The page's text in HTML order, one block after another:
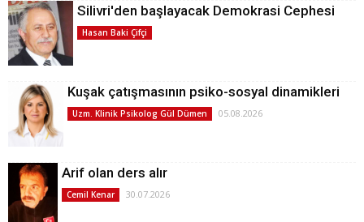
Silivri'den başlayacak Demokrasi Cephesi
Hasan Baki Çifçi
Kuşak çatışmasının psiko-sosyal dinamikleri
Uzm. Klinik Psikolog Gül Dümen 05.08.2026
Arif olan ders alır
Cemil Kenar 30.07.2026